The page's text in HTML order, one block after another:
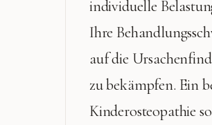
individuelle
Ihre
auf die
zu bekämpfen. Ein
Kinderosteopathie